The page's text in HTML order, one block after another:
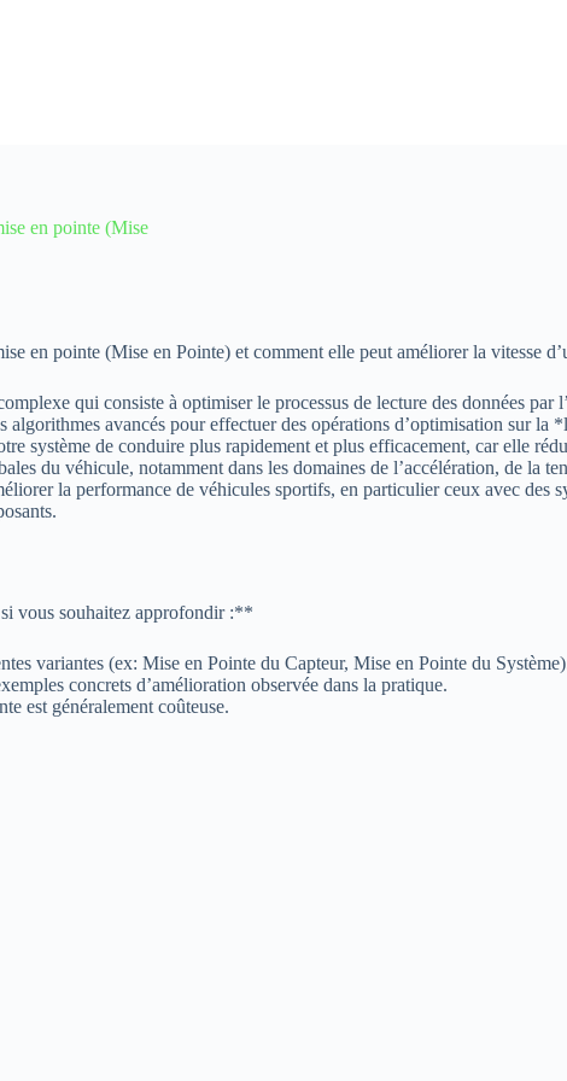
en pointe (Mise
en pointe (Mise en Pointe) et comment elle peut améliorer la vitesse
qui consiste à optimiser le processus de lecture des données
avancés pour effectuer des opérations d’optimisation sur
système de conduire plus rapidement et plus efficacement, car elle
du véhicule, notamment dans les domaines de l’accélération, de la
la performance de véhicules sportifs, en particulier ceux avec des
vous souhaitez approfondir :**
variantes (ex: Mise en Pointe du Capteur, Mise en Pointe du
concrets d’amélioration observée dans la pratique.
est généralement coûteuse.